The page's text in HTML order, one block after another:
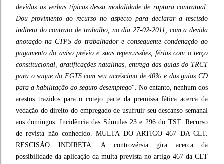
devidas as verbas típicas dessa modalidade de ruptura contratual.
Dou provimento ao recurso no aspecto para declarar a rescisão
indireta do contrato de trabalho, no dia 27-02-2011, com a devida
anotação na CTPS do trabalhador e consequente condenação ao
pagamento do aviso prévio e suas repercussões, férias com o terço
constitucional, gratificações natalinas, entrega das guias do TRCT
para o saque do FGTS com seu acréscimo de 40% e das guias CD
para a habilitação ao seguro desemprego". No entanto, nenhum dos
arestos trazidos para o cotejo parte da premissa fática acerca da
vedação do direito do empregado de usufruir seu descanso semanal
aos domingos. Incidência das Súmulas 23 e 296 do TST. Recurso
de revista não conhecido. MULTA DO ARTIGO 467 DA CLT.
RESCISÃO INDIRETA. A controvérsia gira acerca da
possibilidade da aplicação da multa prevista no artigo 467 da CLT